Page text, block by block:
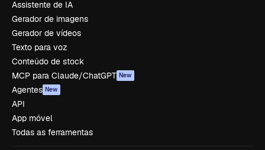
Assistente de IA
Gerador de imagens
Gerador de vídeos
Texto para voz
Conteúdo de stock
MCP para Claude/ChatGPT New
Agentes New
API
App móvel
Todas as ferramentas